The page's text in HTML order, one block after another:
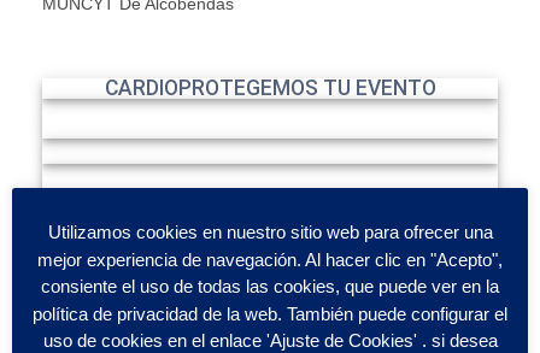
CARDIOPROTEGEMOS TU EVENTO
Utilizamos cookies en nuestro sitio web para ofrecer una
mejor experiencia de navegación. Al hacer clic en "Acepto",
consiente el uso de todas las cookies, que puede ver en la
política de privacidad de la web. También puede configurar el
uso de cookies en el enlace 'Ajuste de Cookies' . si desea